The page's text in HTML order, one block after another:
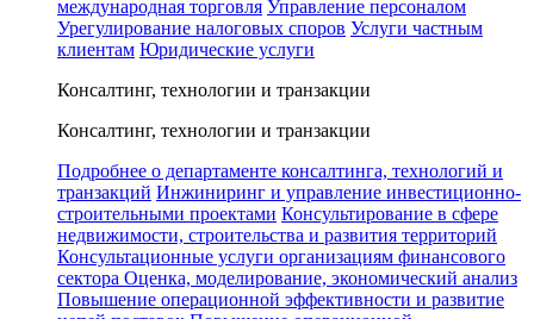
международная торговля Управление персоналом
Урегулирование налоговых споров Услуги частным
клиентам Юридические услуги
Консалтинг, технологии и транзакции
Консалтинг, технологии и транзакции
Подробнее о департаменте консалтинга, технологий и
транзакций Инжиниринг и управление инвестиционно-
строительными проектами Консультирование в сфере
недвижимости, строительства и развития территорий
Консультационные услуги организациям финансового
сектора Оценка, моделирование, экономический анализ
Повышение операционной эффективности и развитие